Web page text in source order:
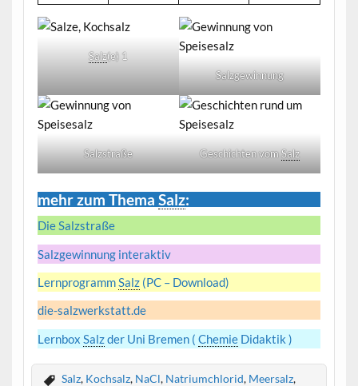
Salz(e) 1
Salzgewinnung
Salzstraße Geschichten vomSalz
mehr zum Thema Salz:
Die Salzstraße
Salzgewinnung interaktiv
LernprogrammSalz(PC – Download)
die-salzwerkstatt.de
Lernbox Salzder Uni Bremen ( ChemieDidaktik )
Salz, Kochsalz, NaCl, Natriumchlorid, Meersalz,